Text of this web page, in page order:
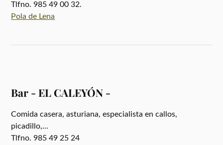
Tlfno. 985 49 00 32.
Pola de Lena
Bar - EL CALEYÓN -
Comida casera, asturiana, especialista en callos,
picadillo,...
Tlfno. 985 49 25 24